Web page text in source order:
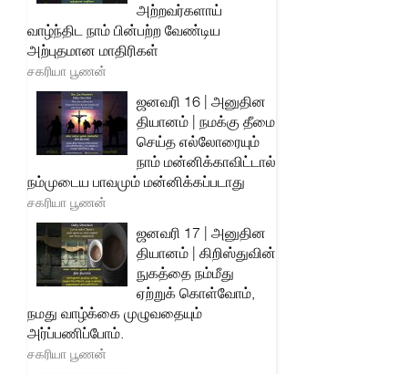
அற்றவர்களாய்
வாழ்ந்திட நாம் பின்பற்ற வேண்டிய
அற்புதமான மாதிரிகள்
சகரியா பூணன்
ஜனவரி 16 | அனுதின
தியானம் | நமக்கு தீமை
செய்த எல்லோரையும்
நாம் மன்னிக்காவிட்டால்
நம்முடைய பாவமும் மன்னிக்கப்படாது
சகரியா பூணன்
ஜனவரி 17 | அனுதின
தியானம் | கிறிஸ்துவின்
நுகத்தை நம்மீது
ஏற்றுக் கொள்வோம்,
நமது வாழ்க்கை முழுவதையும்
அர்ப்பணிப்போம்.
சகரியா பூணன்